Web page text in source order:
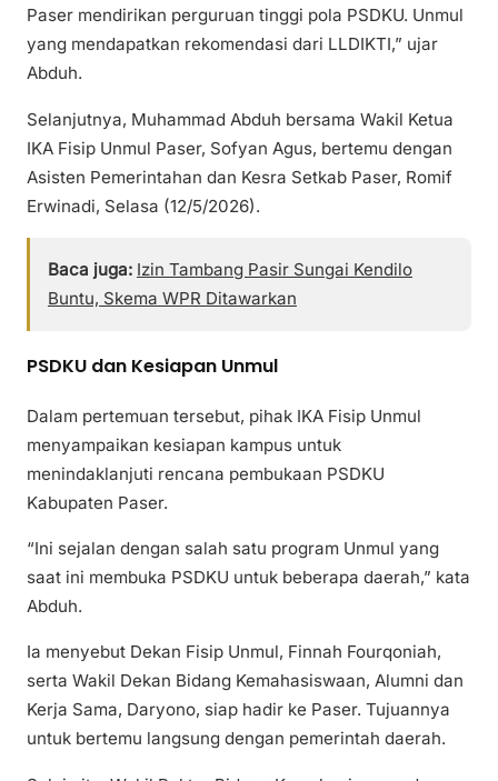
Paser mendirikan perguruan tinggi pola PSDKU. Unmul
yang mendapatkan rekomendasi dari LLDIKTI,” ujar
Abduh.
Selanjutnya, Muhammad Abduh bersama Wakil Ketua
IKA Fisip Unmul Paser, Sofyan Agus, bertemu dengan
Asisten Pemerintahan dan Kesra Setkab Paser, Romif
Erwinadi, Selasa (12/5/2026).
Baca juga: Izin Tambang Pasir Sungai Kendilo
Buntu, Skema WPR Ditawarkan
PSDKU dan Kesiapan Unmul
Dalam pertemuan tersebut, pihak IKA Fisip Unmul
menyampaikan kesiapan kampus untuk
menindaklanjuti rencana pembukaan PSDKU
Kabupaten Paser.
“Ini sejalan dengan salah satu program Unmul yang
saat ini membuka PSDKU untuk beberapa daerah,” kata
Abduh.
Ia menyebut Dekan Fisip Unmul, Finnah Fourqoniah,
serta Wakil Dekan Bidang Kemahasiswaan, Alumni dan
Kerja Sama, Daryono, siap hadir ke Paser. Tujuannya
untuk bertemu langsung dengan pemerintah daerah.